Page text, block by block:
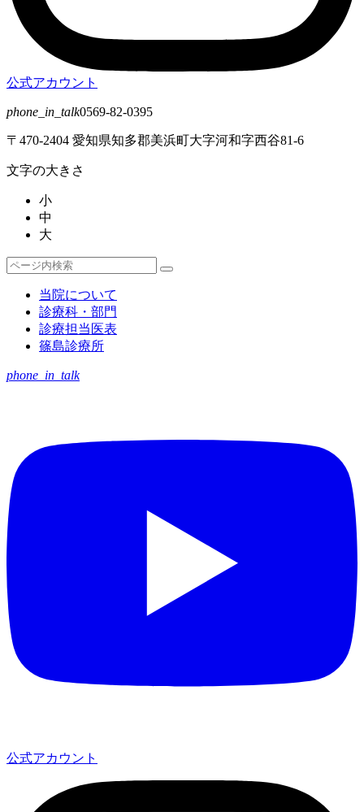
公式アカウント
phone_in_talk0569-82-0395
〒470-2404 愛知県知多郡美浜町大字河和字西谷81-6
文字の大きさ
小
中
大
検
検
当院について
診療科・部門
診療担当医表
篠島診療所
phone_in_talk
公式アカウント